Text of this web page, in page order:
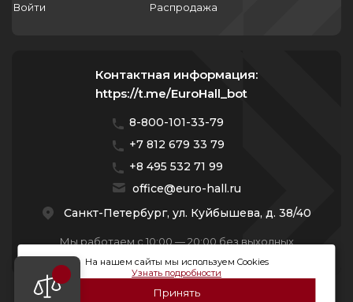
Войти
Распродажа
Контактная информация:
https://t.me/EuroHall_bot
8-800-101-33-79
+7 812 679 33 79
+8 495 532 71 99
office@euro-hall.ru
Санкт-Петербург, ул. Куйбышева, д. 38/40
Мы работаем с 10:00 — 20:00 без выходных
На нашем сайты мы используем Cookies
Узнать подробности
Принять